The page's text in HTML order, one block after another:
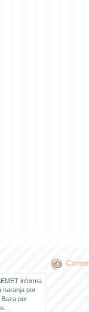
informa
naranja por
por